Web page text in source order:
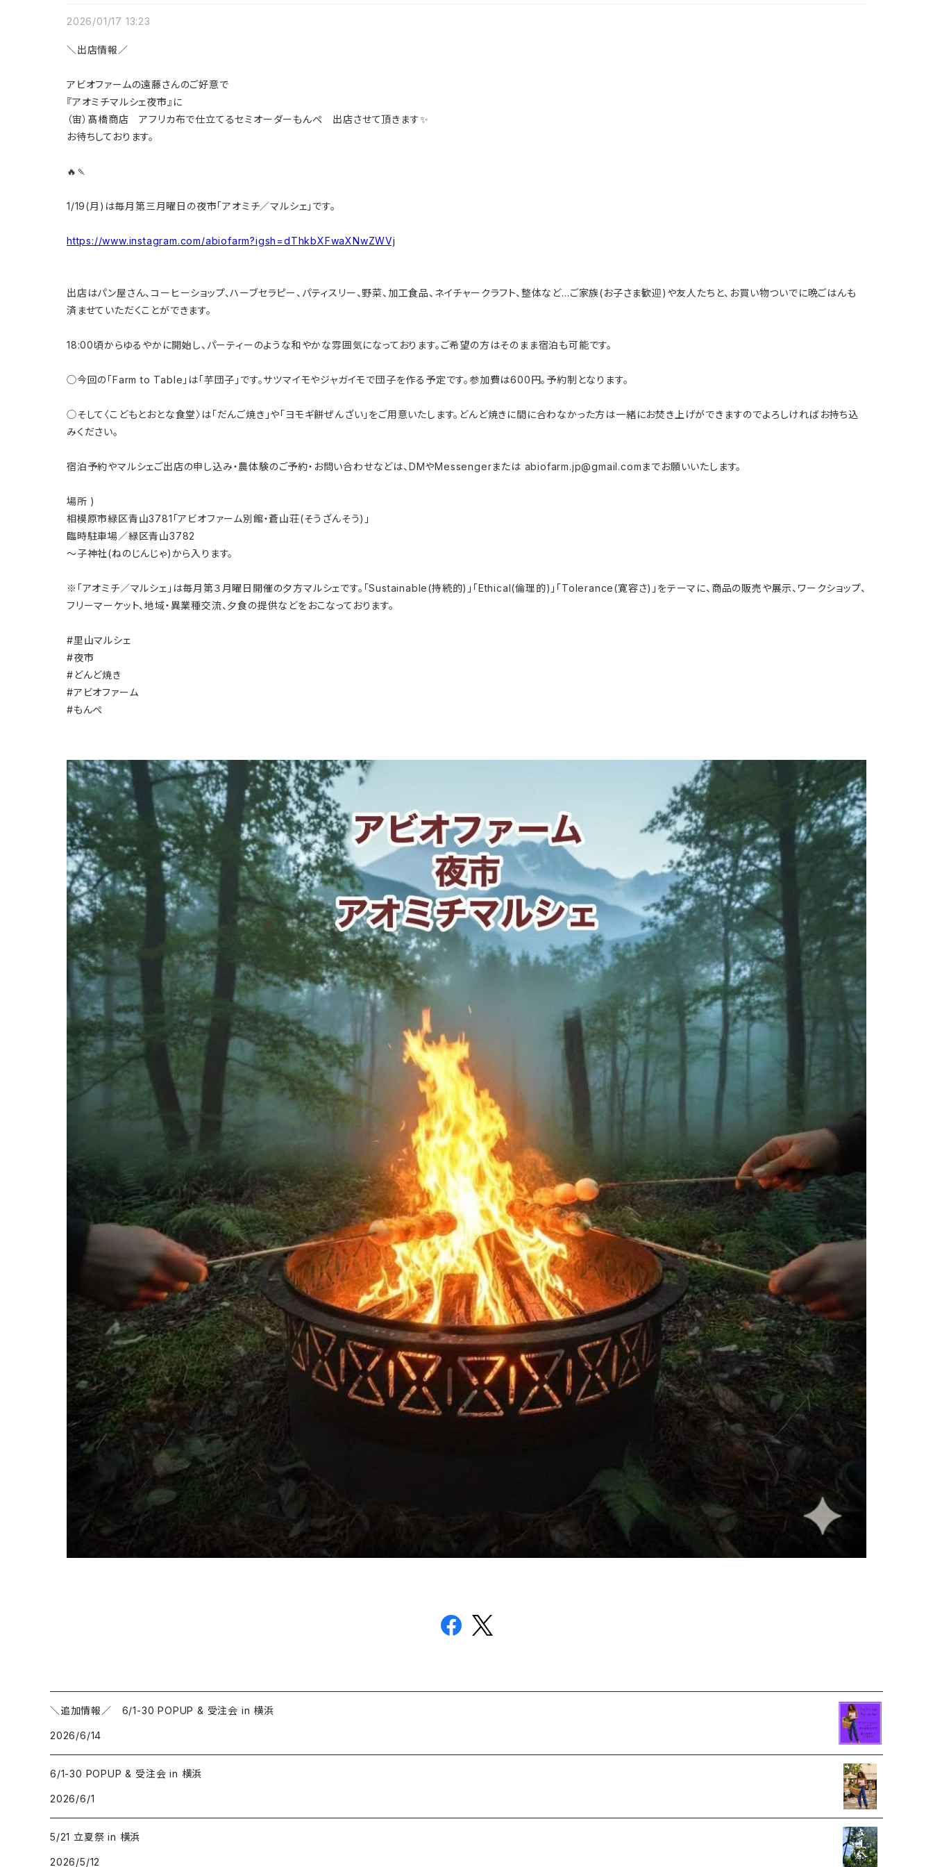
2026/01/17 13:23
＼出店情報／
アビオファームの遠藤さんのご好意で
『アオミチマルシェ夜市』に
（宙）髙橋商店 アフリカ布で仕立てるセミオーダーもんぺ 出店させて頂きます✨
お待ちしております。
🔥🍡
1/19(月)は毎月第三月曜日の夜市「アオミチ／マルシェ」です。
https://www.instagram.com/abiofarm?igsh=dThkbXFwaXNwZWVj
出店はパン屋さん、コーヒーショップ、ハーブセラピー、パティスリー、野菜、加工食品、ネイチャークラフト、整体など…ご家族(お子さま歓迎)や友人たちと、お買い物ついでに晩ごはんも
済ませていただくことができます。
18:00頃からゆるやかに開始し、パーティーのような和やかな雰囲気になっております。ご希望の方はそのまま宿泊も可能です。
◯今回の「Farm to Table」は「芋団子」です。サツマイモやジャガイモで団子を作る予定です。参加費は600円。予約制となります。
◯そして〈こどもとおとな食堂〉は「だんご焼き」や「ヨモギ餅ぜんざい」をご用意いたします。どんど焼きに間に合わなかった方は一緒にお焚き上げができますのでよろしければお持ち込
みください。
宿泊予約やマルシェご出店の申し込み・農体験のご予約・お問い合わせなどは、DMやMessengerまたは abiofarm.jp@gmail.comまでお願いいたします。
場所 )
相模原市緑区青山3781「アビオファーム別館・蒼山荘(そうざんそう)」
臨時駐車場／緑区青山3782
〜子神社(ねのじんじゃ)から入ります。
※「アオミチ／マルシェ」は毎月第３月曜日開催の夕方マルシェです。「Sustainable(持続的)」「Ethical(倫理的)」「Tolerance(寛容さ)」をテーマに、商品の販売や展示、ワークショップ、
フリーマーケット、地域・異業種交流、夕食の提供などをおこなっております。
#里山マルシェ
#夜市
#どんど焼き
#アビオファーム
#もんぺ
＼追加情報／ 6/1-30 POPUP & 受注会 in 横浜
2026/6/14
6/1-30 POPUP & 受注会 in 横浜
2026/6/1
5/21 立夏祭 in 横浜
2026/5/12